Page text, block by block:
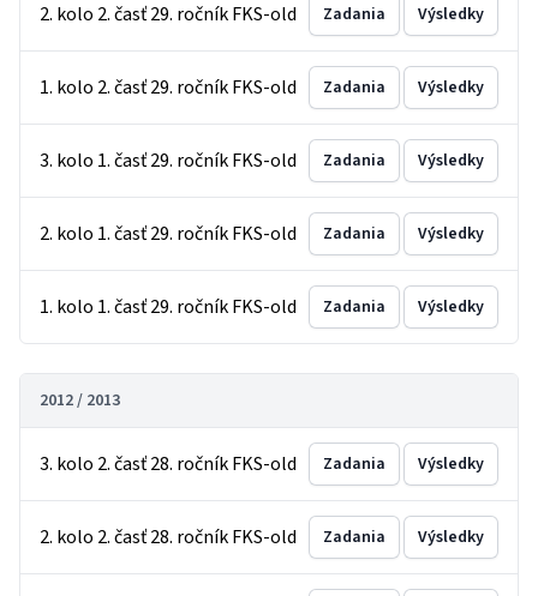
2. kolo 2. časť 29. ročník FKS-old Zadania Výsledky
1. kolo 2. časť 29. ročník FKS-old Zadania Výsledky
3. kolo 1. časť 29. ročník FKS-old Zadania Výsledky
2. kolo 1. časť 29. ročník FKS-old Zadania Výsledky
1. kolo 1. časť 29. ročník FKS-old Zadania Výsledky
2012 / 2013
3. kolo 2. časť 28. ročník FKS-old Zadania Výsledky
2. kolo 2. časť 28. ročník FKS-old Zadania Výsledky